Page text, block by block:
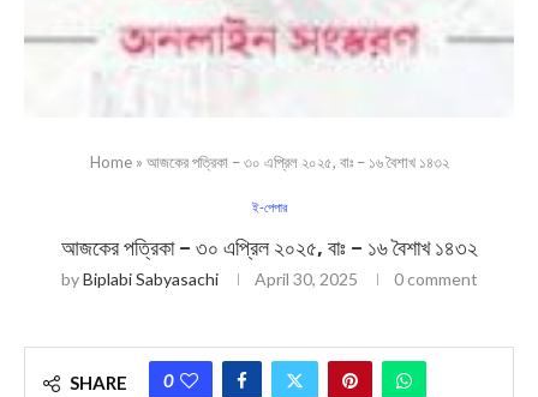
Home» আজকের পত্রিকা – ৩০ এপ্রিল ২০২৫, বাঃ – ১৬ বৈশাখ ১৪৩২
ই-পেপার
আজকের পত্রিকা – ৩০ এপ্রিল ২০২৫, বাঃ – ১৬ বৈশাখ ১৪৩২
byBiplabi Sabyasachi April 30, 2025 0 comment
SHARE 0